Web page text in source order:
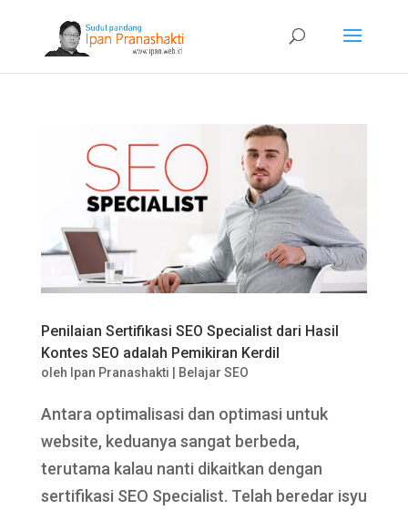
Penilaian Sertifikasi SEO Specialist dari Hasil
Kontes SEO adalah Pemikiran Kerdil
oleh Ipan Pranashakti | Belajar SEO
Antara optimalisasi dan optimasi untuk
website, keduanya sangat berbeda,
terutama kalau nanti dikaitkan dengan
sertifikasi SEO Specialist. Telah beredar isyu